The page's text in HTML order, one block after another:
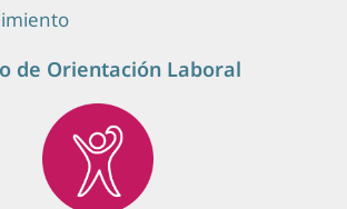
de Orientación Laboral